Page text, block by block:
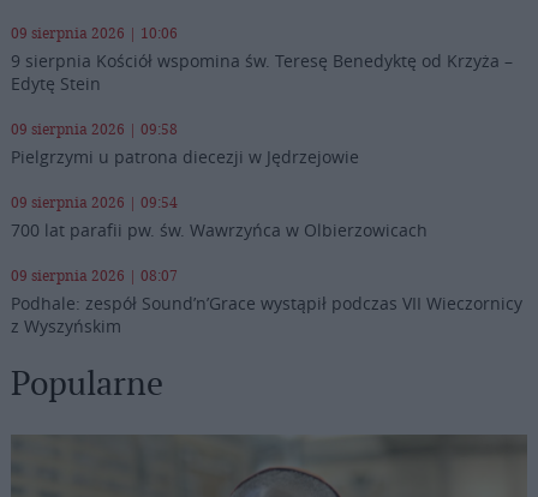
09 sierpnia 2026 | 10:06
9 sierpnia Kościół wspomina św. Teresę Benedyktę od Krzyża –
Edytę Stein
09 sierpnia 2026 | 09:58
Pielgrzymi u patrona diecezji w Jędrzejowie
09 sierpnia 2026 | 09:54
700 lat parafii pw. św. Wawrzyńca w Olbierzowicach
09 sierpnia 2026 | 08:07
Podhale: zespół Sound’n’Grace wystąpił podczas VII Wieczornicy
z Wyszyńskim
Popularne